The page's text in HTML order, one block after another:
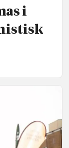
i